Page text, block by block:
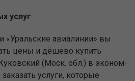
услуг
«Уральские авиалинии» вы
цены и дёшево купить
(Моск. обл.) в эконом-
услуги, которые